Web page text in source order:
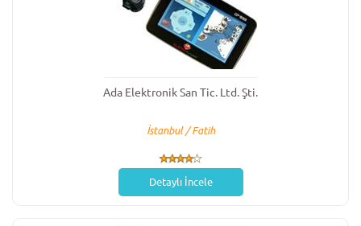
Ada Elektronik San Tic. Ltd. Şti.
İstanbul / Fatih
Detaylı İncele